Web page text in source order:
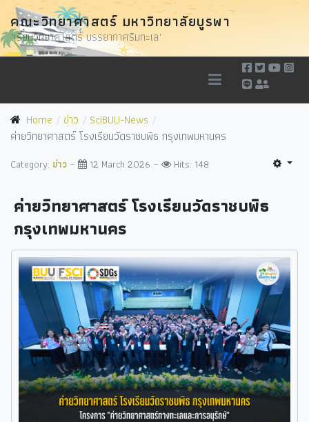
คณะวิทยาศาสตร์ มหาวิทยาลัยบูรพา
"เรียนวิทยาศาสตร์ บรรยากาศริมทะเล"
Home ข่าว
SciBUU-News
ค่ายวิทยาศาสตร์ โรงเรียนวัดราชบพิธ กรุงเทพมหานคร
Category: ข่าว 12 March 2026 Hits: 148
ค่ายวิทยาศาสตร์ โรงเรียนวัดราชบพิธ
กรุงเทพมหานคร